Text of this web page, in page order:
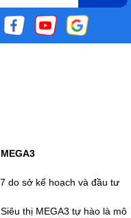
do sở kế hoạch và đầu tư
thị MEGA3 tự hào là mô